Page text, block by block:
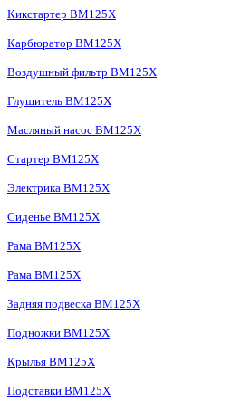
Кикстартер BM125X
Карбюратор BM125X
Воздушный фильтр BM125X
Глушитель BM125X
Масляный насос BM125X
Стартер BM125X
Электрика BM125X
Сиденье BM125X
Рама BM125X
Рама BM125X
Задняя подвеска BM125X
Подножки BM125X
Крылья BM125X
Подставки BM125X